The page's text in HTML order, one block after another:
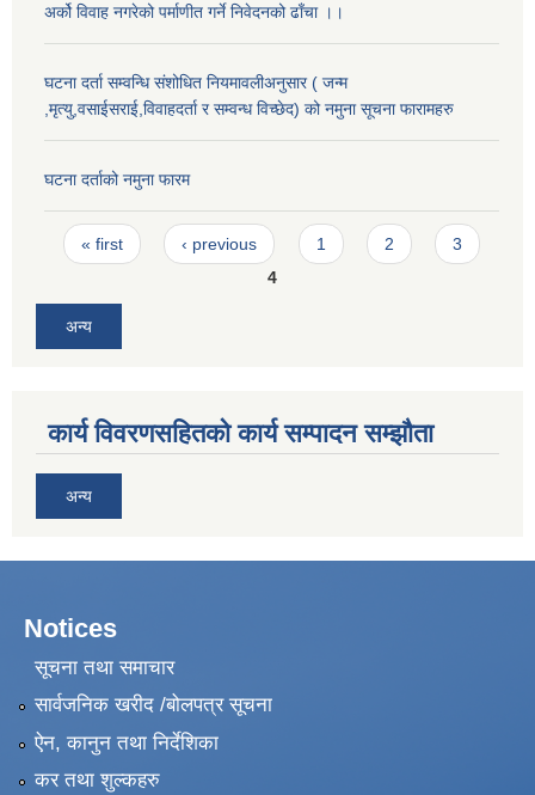
अर्को विवाह नगरेको पर्माणीत गर्ने निवेदनको ढाँचा ।।
घटना दर्ता सम्वन्धि संशोधित नियमावलीअनुसार ( जन्म
,मृत्यु,वसाईसराई,विवाहदर्ता र सम्वन्ध विच्छेद) को नमुना सूचना फारामहरु
घटना दर्ताको नमुना फारम
Pages
« first ‹ previous 1 2
3
4
अन्य
कार्य विवरणसहितको कार्य सम्पादन सम्झौता
अन्य
Notices
सूचना तथा समाचार
सार्वजनिक खरीद /बोलपत्र सूचना
ऐन, कानुन तथा निर्देशिका
कर तथा शुल्कहरु